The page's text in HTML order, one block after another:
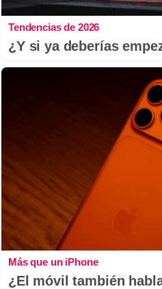
Tendencias de 2026
¿Y si ya deberías
Más que un iPhone
¿El móvil también